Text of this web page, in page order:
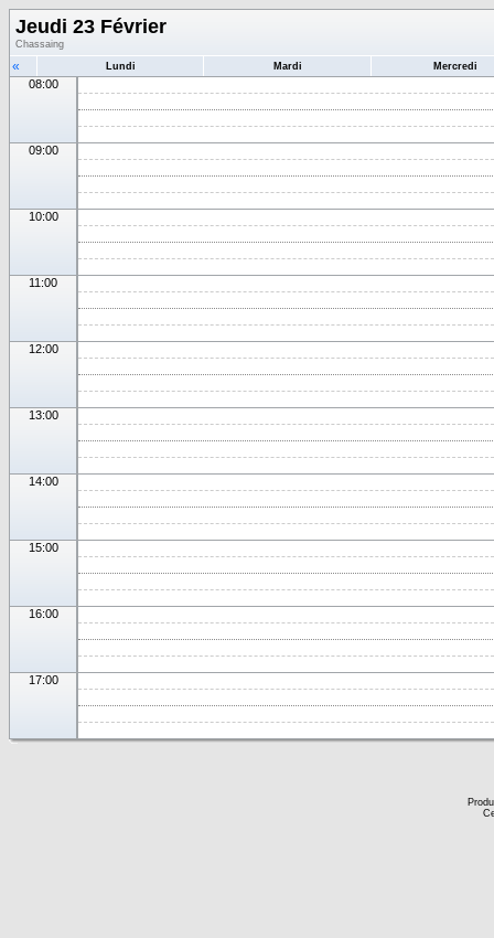
Jeudi 23 Février
Chassaing
« Lundi Mardi Mercredi
08:00
09:00
10:00
11:00
12:00
13:00
14:00
15:00
16:00
17:00